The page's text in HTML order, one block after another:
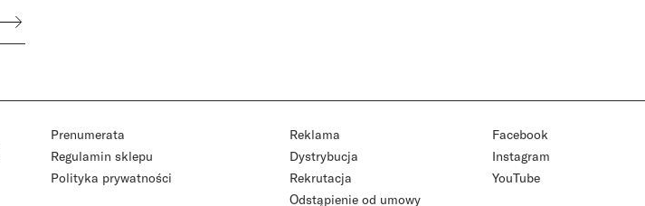
Prenumerata
Regulamin sklepu
Polityka prywatności
Reklama
Dystrybucja
Rekrutacja
Odstąpienie od umowy
Facebook
Instagram
YouTube